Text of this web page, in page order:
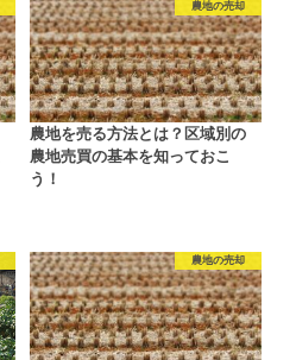
農地の売却
農地を売る方法とは？区域別の
農地売買の基本を知っておこ
う！
農地の売却